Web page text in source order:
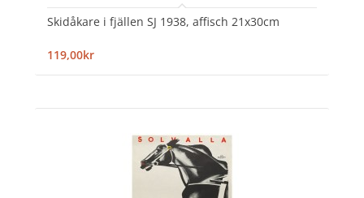
Skidåkare i fjällen SJ 1938, affisch 21x30cm
119,00kr